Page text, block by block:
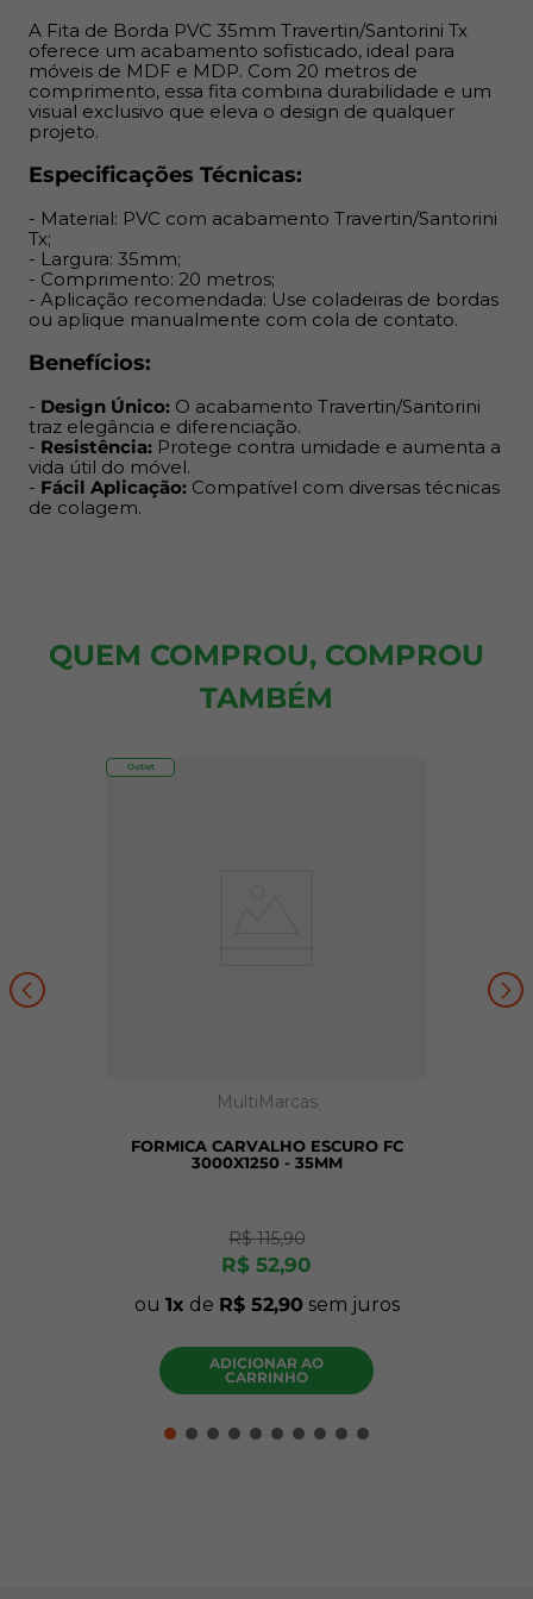
Fácil Aplicação: Compatível com diversas técnicas de
colagem.
A Fita de Borda PVC 35mm Travertin/Santorini Tx
oferece um acabamento sofisticado, ideal para
móveis de MDF e MDP. Com 20 metros de
comprimento, essa fita combina durabilidade e um
visual exclusivo que eleva o design de qualquer
projeto.
Especificações Técnicas:
- Material: PVC com acabamento Travertin/Santorini
Tx;
- Largura: 35mm;
- Comprimento: 20 metros;
- Aplicação recomendada: Use coladeiras de bordas
ou aplique manualmente com cola de contato.
Benefícios:
- Design Único: O acabamento Travertin/Santorini
traz elegância e diferenciação.
- Resistência: Protege contra umidade e aumenta a
vida útil do móvel.
- Fácil Aplicação: Compatível com diversas técnicas
de colagem.
QUEM COMPROU, COMPROU
TAMBÉM
Outlet
MultiMarcas
FORMICA CARVALHO ESCURO FC
3000X1250 - 35MM
R$ 115,90
R$ 52,90
ou 1 de R$ 52,90 sem juros
ADICIONAR AO
CARRINHO